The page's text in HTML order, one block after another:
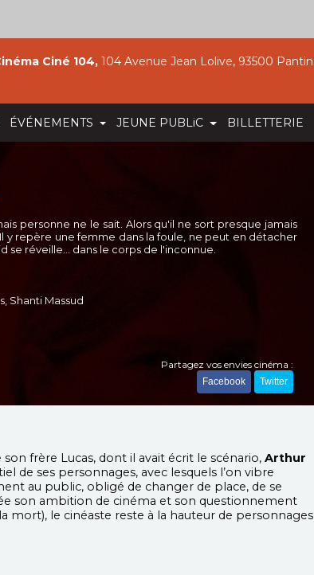
ÉVÉNEMENTS JEUNE PUBLiC BILLETTERIE
Ciné 104, 104 Avenue Jean Lolive, 93500 Pantin
personne ne le sait. Alors qu'il ne sort presque jamais
y repère une femme dans la foule, ne peut en détacher
se réveille… dans le corps de l'inconnue.
Shanti Massud
Partagez vos envies cinéma :
Facebook Twitter
frère Lucas, dont il avait écrit le scénario, Arthur
de ses personnages, avec lesquels l’on vibre
au public, obligé de changer de place, de se
son ambition de cinéma et son questionnement
mort), le cinéaste reste à la hauteur de personnages